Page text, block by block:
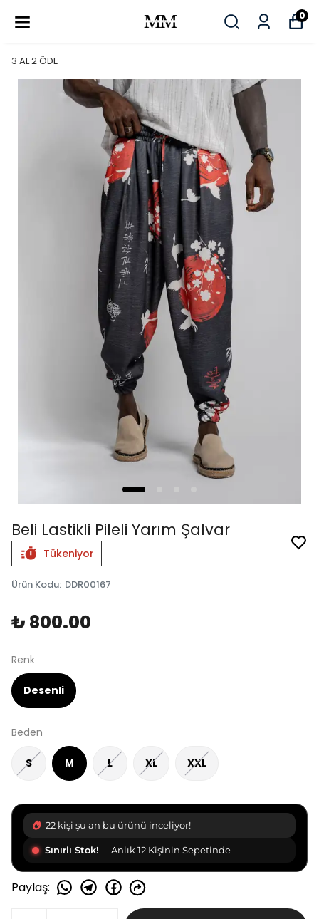
0
3 AL 2 ÖDE
Beli Lastikli Pileli Yarım Şalvar
Tükeniyor
Ürün Kodu: DDR00167
₺ 800.00
Renk
Desenli
Beden
S M L XL XXL
22 kişi şu an bu ürünü inceliyor!
Sınırlı Stok! - Anlık 12 Kişinin Sepetinde -
Paylaş: